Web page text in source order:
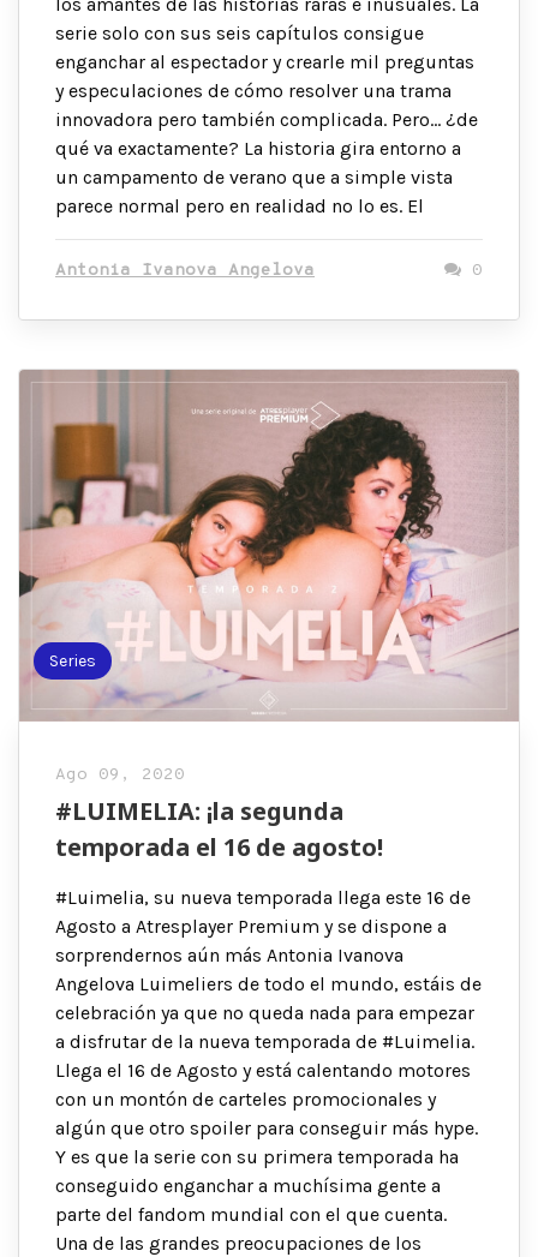
serie solo con sus seis capítulos consigue
enganchar al espectador y crearle mil preguntas
y especulaciones de cómo resolver una trama
innovadora pero también complicada. Pero… ¿de
qué va exactamente? La historia gira entorno a
un campamento de verano que a simple vista
parece normal pero en realidad no lo es. El
Antonia Ivanova Angelova 0
Series
Ago 09, 2020
#LUIMELIA: ¡la segunda
temporada el 16 de agosto!
#Luimelia, su nueva temporada llega este 16 de
Agosto a Atresplayer Premium y se dispone a
sorprendernos aún más Antonia Ivanova
Angelova Luimeliers de todo el mundo, estáis de
celebración ya que no queda nada para empezar
a disfrutar de la nueva temporada de #Luimelia.
Llega el 16 de Agosto y está calentando motores
con un montón de carteles promocionales y
algún que otro spoiler para conseguir más hype.
Y es que la serie con su primera temporada ha
conseguido enganchar a muchísima gente a
parte del fandom mundial con el que cuenta.
Una de las grandes preocupaciones de los